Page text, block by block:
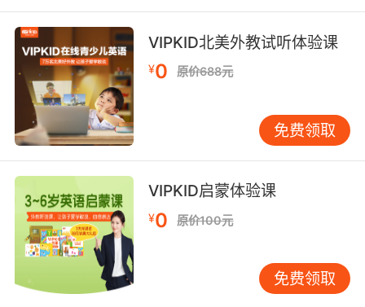
心在于理解与表达，而非记忆规则。因此，在学
龄前阶段，我更看重孩子对英语的好感度，而非
掌握了多少词汇。 那么，小学阶段开始会不会太
晚？完全不会。 7-9岁的孩子，逻辑思维开始发
展，此时引入系统化学习，往往事半功倍。他们
能理解一些基本的语法概念。这个阶段可以结合
学校课程，通过角色扮演、情景对话等方式，让
孩子在运用中学习。我曾教过一个三年级才正式
接触英语的学生，因方法得当，到五年级已能流
利进行日常对话。 10岁以上的孩子，已具备较强
的学习能力和理解力。此时可以侧重阅读能力的
培养。通过分级读物，孩子在阅读中扩大词汇
量，理解更复杂的句子结构。同时，鼓励他们用
英语表达想法，比如写简单日记。重要的是根据
VIPKID北美外教试听体验课
¥0 原价688元
免费领取
VIPKID启蒙体验课
¥0 原价100元
免费领取